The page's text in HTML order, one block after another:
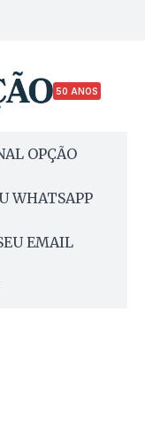
50 ANOS
OPÇÃO
WHATSAPP
EMAIL